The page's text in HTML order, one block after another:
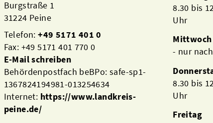
Burgstraße 1
31224 Peine
Telefon:+49 5171 401 0
Fax: +49 5171 401 770 0
E-Mail schreiben
Behördenpostfach beBPo: safe-sp1-
1367824194981-013254634
Internet: https://www.landkreis-
peine.de/
8.30 bis
Uhr
Mittwoch
- nur
8.30 bis
Uhr
Freitag